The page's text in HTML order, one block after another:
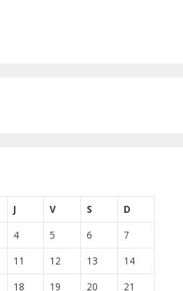
J V S
D
4 5 6
7
11 12 13
14
18 19 20
21